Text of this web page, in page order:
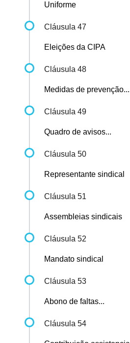
Uniforme
Cláusula 47
Eleições da CIPA
Cláusula 48
Medidas de prevenção...
Cláusula 49
Quadro de avisos...
Cláusula 50
Representante sindical
Cláusula 51
Assembleias sindicais
Cláusula 52
Mandato sindical
Cláusula 53
Abono de faltas...
Cláusula 54